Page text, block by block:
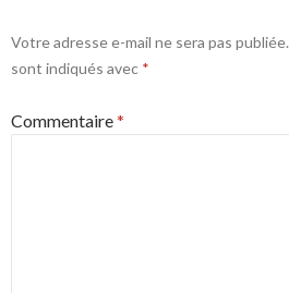
Votre adresse e-mail ne sera pas publiée.
sont indiqués avec *
Commentaire*